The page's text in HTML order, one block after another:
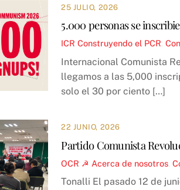
25 JULIO, 2026
5.000 personas se
ICR Construyendo el PCR ,
Internacional Comunista
llegamos a las 5,000
solo el 30 por ciento […]
22 JUNIO, 2026
Partido Comunista
OCR ☭ Acerca de nosotros ,
Tonalli El pasado 12 de